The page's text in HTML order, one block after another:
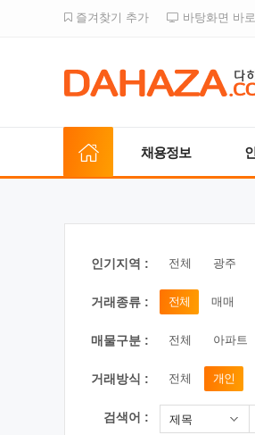
즐겨찾기 추가 바탕화면 바
채용정보
인기지역 : 전체 광주
거래종류 : 전체 매매
매물구분 : 전체 아파트
거래방식 : 전체 개인
검색어 : 제목